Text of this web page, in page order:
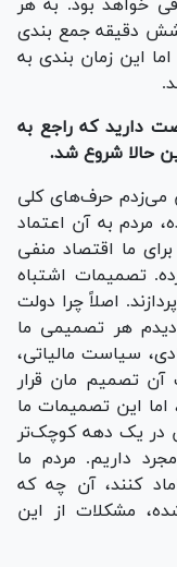
خواهد بود. به هر
شش دقیقه جمع بندی
این زمان بندی به
دارید که راجع به
حالا شروع شد.
حرف‌های کلی
مردم به آن اعتماد
ما اقتصاد منفی
تصمیمات اشتباه
اصلاً چرا دولت
هر تصمیمی ما
سیاست مالیاتی،
تصمیم مان قرار
این تصمیمات ما
در یک دهه کوچک‌تر
میلیون نفر مجرد داریم. مردم ما
کنند، آن چه که
مشکلات از این